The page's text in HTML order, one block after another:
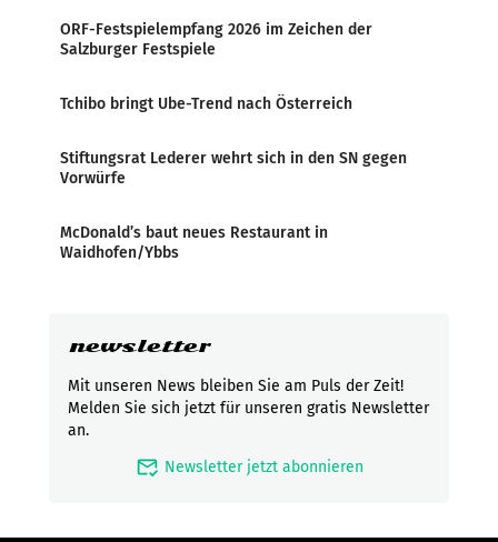
ORF-Festspielempfang 2026 im Zeichen der
Salzburger Festspiele
Tchibo bringt Ube-Trend nach Österreich
Stiftungsrat Lederer wehrt sich in den SN gegen
Vorwürfe
McDonald’s baut neues Restaurant in
Waidhofen/Ybbs
newsletter
Mit unseren News bleiben Sie am Puls der Zeit!
Melden Sie sich jetzt für unseren gratis Newsletter
an.
mark_email_read Newsletter jetzt abonnieren